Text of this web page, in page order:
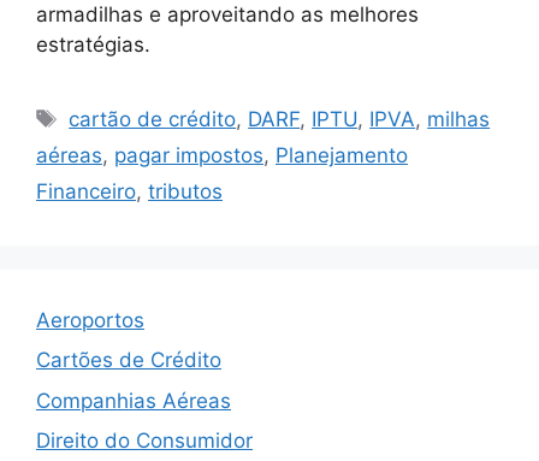
armadilhas e aproveitando as melhores
estratégias.
Tags
cartão de crédito, DARF, IPTU, IPVA, milhas
aéreas, pagar impostos, Planejamento
Financeiro, tributos
Aeroportos
Cartões de Crédito
Companhias Aéreas
Direito do Consumidor